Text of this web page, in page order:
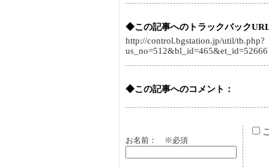
◆この記事へのトラックバック
http://control.bgstation.jp/util/tb.php?
us_no=512&bl_id=465&et_id=52666
◆この記事へのコメント：
お名前： ※必須